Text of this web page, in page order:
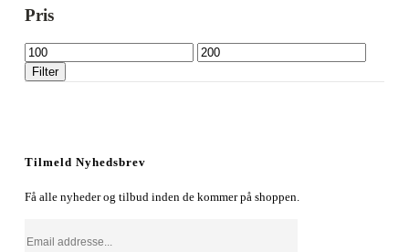
Pris
Mindste
pris
Højeste
pris
Filter
Tilmeld Nyhedsbrev
Få alle nyheder og tilbud inden de kommer på shoppen.